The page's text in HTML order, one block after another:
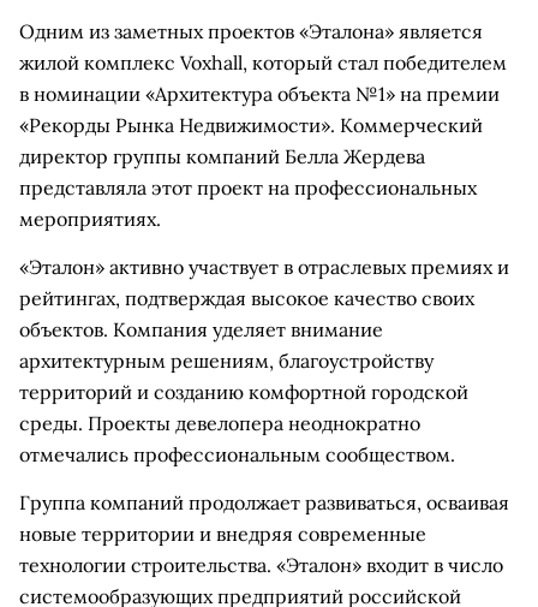
Одним из заметных проектов «Эталона» является
жилой комплекс Voxhall, который стал победителем
в номинации «Архитектура объекта №1» на премии
«Рекорды Рынка Недвижимости». Коммерческий
директор группы компаний Белла Жердева
представляла этот проект на профессиональных
мероприятиях.
«Эталон» активно участвует в отраслевых премиях и
рейтингах, подтверждая высокое качество своих
объектов. Компания уделяет внимание
архитектурным решениям, благоустройству
территорий и созданию комфортной городской
среды. Проекты девелопера неоднократно
отмечались профессиональным сообществом.
Группа компаний продолжает развиваться, осваивая
новые территории и внедряя современные
технологии строительства. «Эталон» входит в число
системообразующих предприятий российской